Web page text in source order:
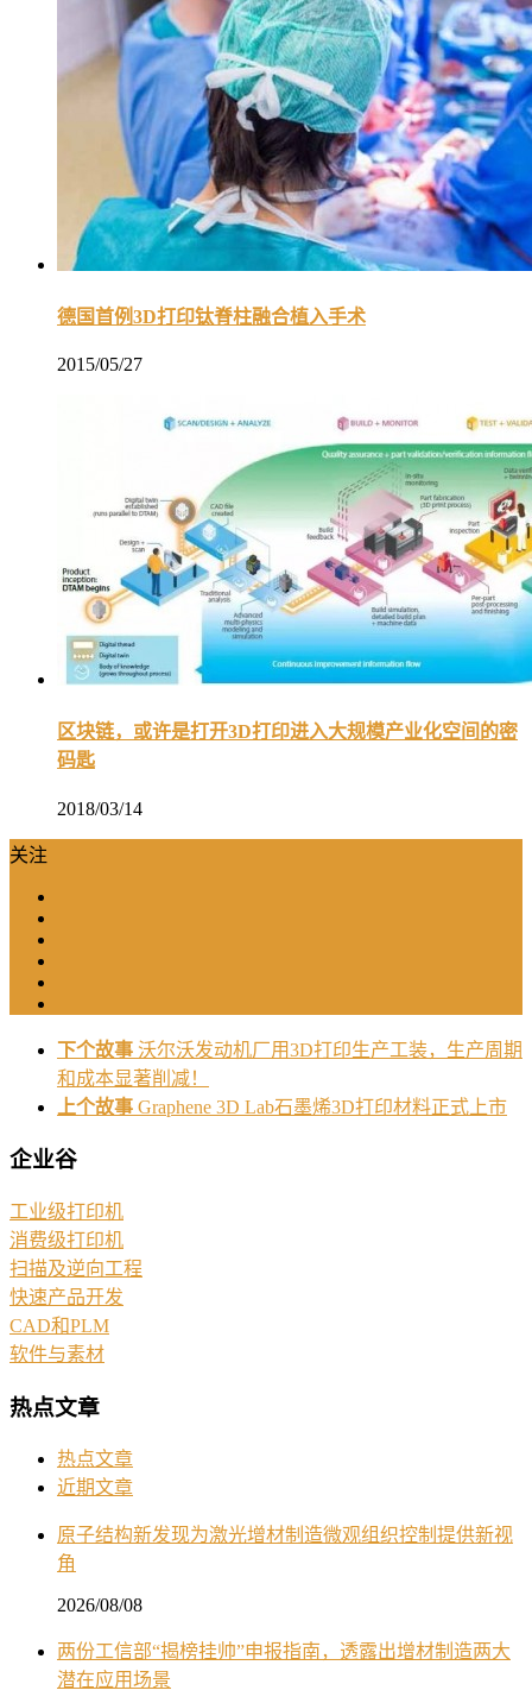
德国首例3D打印钛脊柱融合植入手术
2015/05/27
区块链，或许是打开3D打印进入大规模产业化空间的密
码匙
2018/03/14
关注
下个故事 沃尔沃发动机厂用3D打印生产工装，生产周期
和成本显著削减！
上个故事 Graphene 3D Lab石墨烯3D打印材料正式上市
企业谷
工业级打印机
消费级打印机
扫描及逆向工程
快速产品开发
CAD和PLM
软件与素材
热点文章
热点文章
近期文章
原子结构新发现为激光增材制造微观组织控制提供新视
角
2026/08/08
两份工信部“揭榜挂帅”申报指南，透露出增材制造两大
潜在应用场景